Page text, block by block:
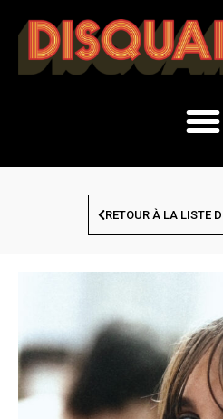
RETOUR À LA LISTE